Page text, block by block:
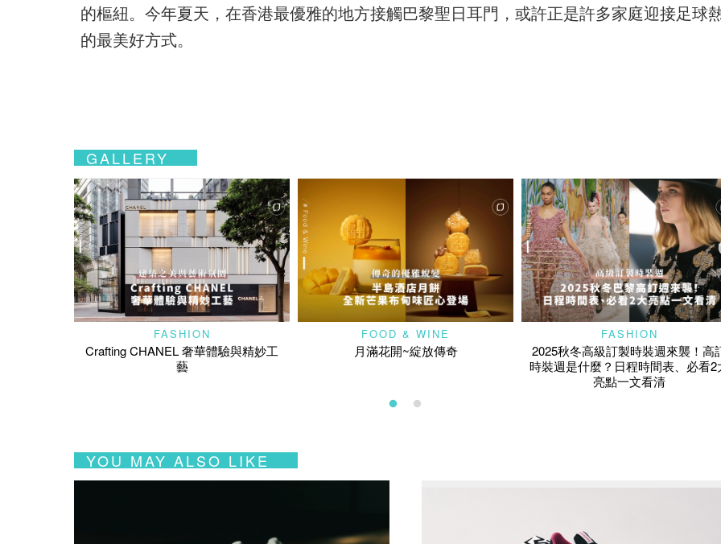
的樞紐。今年夏天，在香港最優雅的地方接觸巴黎聖日耳門，或許正是許多家庭迎接足球
的最美好方式。
GALLERY
FASHION
Crafting CHANEL 奢華體驗與精妙工
藝
FOOD & WINE
月滿花開~綻放傳奇
FASHION
2025秋冬高級訂製時裝週來襲！高
時裝週是什麼？日程時間表、必看2
亮點一文看清
YOU MAY ALSO LIKE